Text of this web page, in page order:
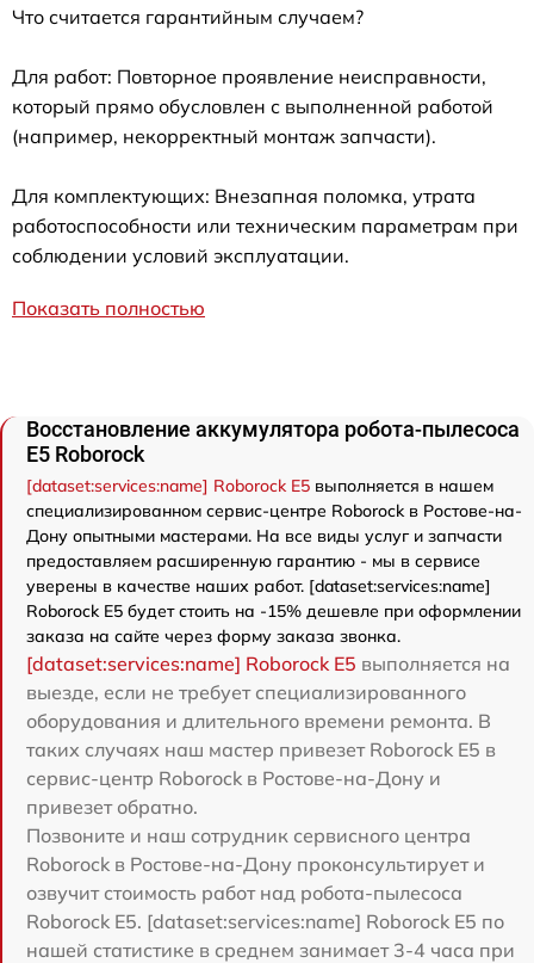
Что считается гарантийным случаем?
Для работ: Повторное проявление неисправности,
который прямо обусловлен с выполненной работой
(например, некорректный монтаж запчасти).
Для комплектующих: Внезапная поломка, утрата
работоспособности или техническим параметрам при
соблюдении условий эксплуатации.
Показать полностью
Восстановление аккумулятора робота-пылесоса
E5 Roborock
[dataset:services:name] Roborock E5 выполняется в нашем
специализированном сервис-центре Roborock в Ростове-на-
Дону опытными мастерами. На все виды услуг и запчасти
предоставляем расширенную гарантию - мы в сервисе
уверены в качестве наших работ. [dataset:services:name]
Roborock E5 будет стоить на -15% дешевле при оформлении
заказа на сайте через форму заказа звонка.
[dataset:services:name] Roborock E5 выполняется на
выезде, если не требует специализированного
оборудования и длительного времени ремонта. В
таких случаях наш мастер привезет Roborock E5 в
сервис-центр Roborock в Ростове-на-Дону и
привезет обратно.
Позвоните и наш сотрудник сервисного центра
Roborock в Ростове-на-Дону проконсультирует и
озвучит стоимость работ над робота-пылесоса
Roborock E5. [dataset:services:name] Roborock E5 по
нашей статистике в среднем занимает 3-4 часа при